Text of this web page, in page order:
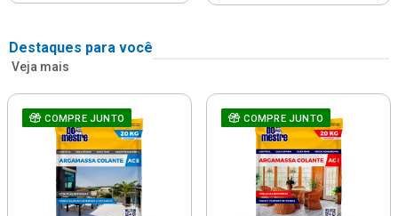
Destaques para você
Veja mais
COMPRE JUNTO COMPRE JUNTO